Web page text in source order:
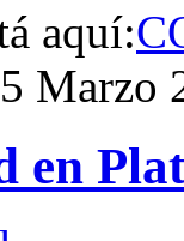
aquí:
Marzo
en